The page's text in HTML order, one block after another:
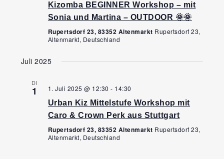
Kizomba BEGINNER Workshop – mit
Sonia und Martina – OUTDOOR 🌞🌞
Rupertsdorf 23, 83352 Altenmarkt Rupertsdorf 23,
Altenmarkt, Deutschland
Juli 2025
DI
1 1. Juli 2025 @ 12:30 - 14:30
Urban Kiz Mittelstufe Workshop mit
Caro & Crown Perk aus Stuttgart
Rupertsdorf 23, 83352 Altenmarkt Rupertsdorf 23,
Altenmarkt, Deutschland